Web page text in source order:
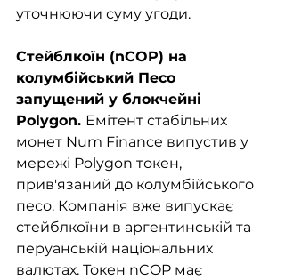
уточнюючи суму угоди.
Стейблкоїн (nCOP) на
колумбійський Песо
запущений у блокчейні
Polygon. Емітент стабільних
монет Num Finance випустив у
мережі Polygon токен,
прив'язаний до колумбійського
песо. Компанія вже випускає
стейблкоїни в аргентинській та
перуанській національних
валютах. Токен nCOP має